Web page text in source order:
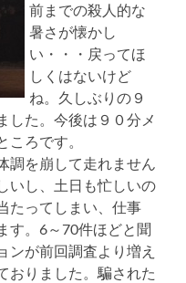
前までの殺人的な
暑さが懐かし
い・・・戻ってほ
しくはないけど
ね。久しぶりの９
した。今後は９０分メ
ろです。
調を崩して走れません
いし、土日も忙しいの
たってしまい、仕事
す。6～70件ほどと聞
ンが前回調査より増え
おりました。騙された